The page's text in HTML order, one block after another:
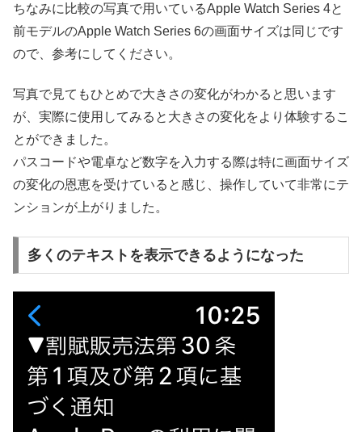
ちなみに比較の写真で用いているApple Watch Series 4と
前モデルのApple Watch Series 6の画面サイズは同じです
ので、参考にしてください。
写真で見てもひとめで大きさの変化がわかると思います
が、実際に使用してみると大きさの変化をより体験するこ
とができました。
パスコードや電卓など数字を入力する際は特に画面サイズ
の変化の恩恵を受けていると感じ、操作していて非常にテ
ンションが上がりました。
多くのテキストを表示できるようになった